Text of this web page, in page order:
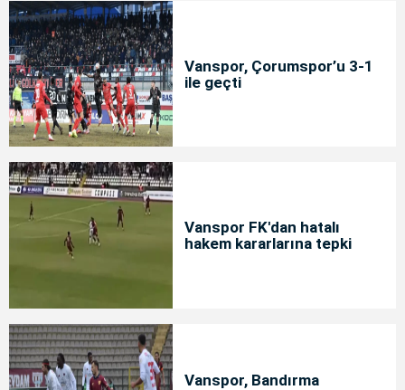
Vanspor, Çorumspor’u 3-1
ile geçti
Vanspor FK'dan hatalı
hakem kararlarına tepki
Vanspor, Bandırma